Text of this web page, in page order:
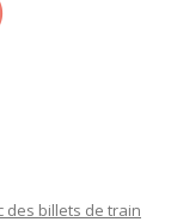
des billets de train